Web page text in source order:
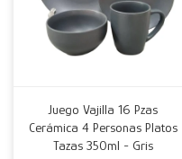
Juego Vajilla 16 Pzas
Cerámica 4 Personas Platos
Tazas 350ml - Gris